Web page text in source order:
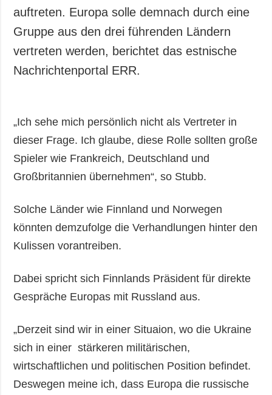
auftreten. Europa solle demnach durch eine
Gruppe aus den drei führenden Ländern
vertreten werden, berichtet das estnische
Nachrichtenportal ERR.
„Ich sehe mich persönlich nicht als Vertreter in
dieser Frage. Ich glaube, diese Rolle sollten große
Spieler wie Frankreich, Deutschland und
Großbritannien übernehmen“, so Stubb.
Solche Länder wie Finnland und Norwegen
könnten demzufolge die Verhandlungen hinter den
Kulissen vorantreiben.
Dabei spricht sich Finnlands Präsident für direkte
Gespräche Europas mit Russland aus.
„Derzeit sind wir in einer Situaion, wo die Ukraine
sich in einer stärkeren militärischen,
wirtschaftlichen und politischen Position befindet.
Deswegen meine ich, dass Europa die russische